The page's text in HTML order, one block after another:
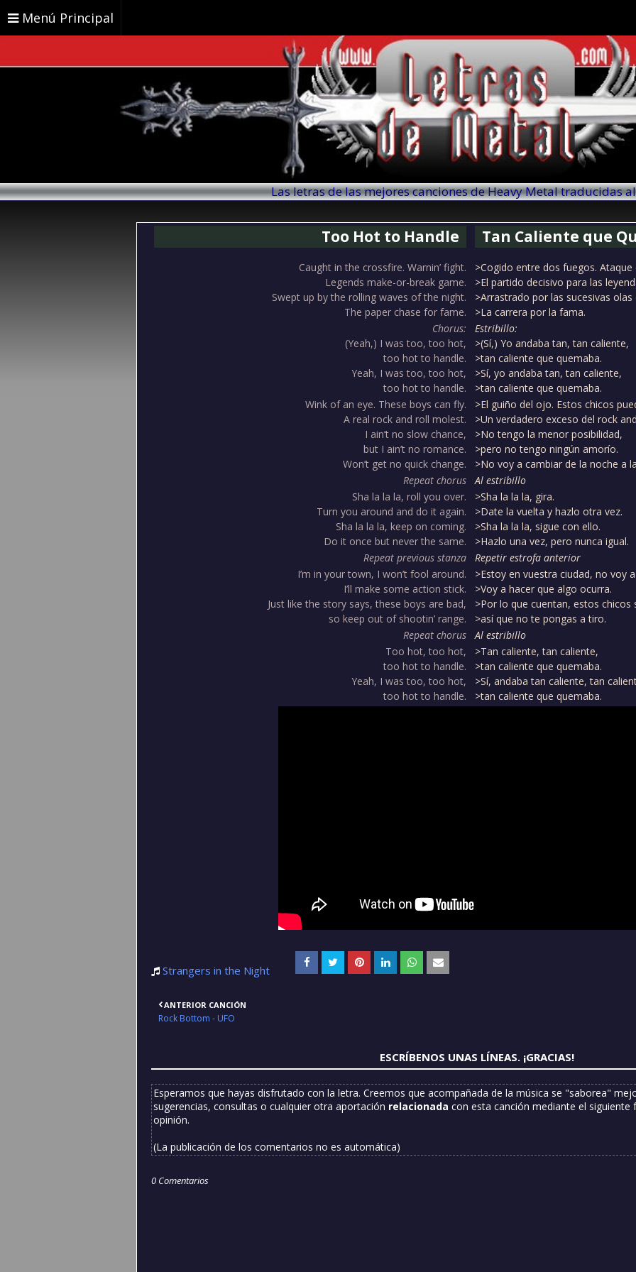
Menú Principal
Las letras de las mejores canciones de Heavy Metal traducidas
Too Hot to Handle Tan Caliente que
Caught in the crossfire. Warnin’ fight.
Legends make-or-break game.
Swept up by the rolling waves of the night.
The paper chase for fame.
>Cogido entre dos fuegos. Ataque
>El partido decisivo para las
>Arrastrado por las sucesivas olas
>La carrera por la fama.
Chorus:
(Yeah,) I was too, too hot,
too hot to handle.
Yeah, I was too, too hot,
too hot to handle.
Estribillo:
>(Sí,) Yo andaba tan, tan caliente,
>tan caliente que quemaba.
>Sí, yo andaba tan, tan caliente,
>tan caliente que quemaba.
Wink of an eye. These boys can fly.
A real rock and roll molest.
I ain’t no slow chance,
but I ain’t no romance.
Won’t get no quick change.
>El guiño del ojo. Estos chicos
>Un verdadero exceso del rock
>No tengo la menor posibilidad,
>pero no tengo ningún amorío.
>No voy a cambiar de la noche a
Repeat chorus
Al estribillo
Sha la la la, roll you over.
Turn you around and do it again.
Sha la la la, keep on coming.
Do it once but never the same.
>Sha la la la, gira.
>Date la vuelta y hazlo otra vez.
>Sha la la la, sigue con ello.
>Hazlo una vez, pero nunca igual.
Repeat previous stanza
Repetir estrofa anterior
I’m in your town, I won’t fool around.
I’ll make some action stick.
Just like the story says, these boys are bad,
so keep out of shootin’ range.
>Estoy en vuestra ciudad, no voy
>Voy a hacer que algo ocurra.
>Por lo que cuentan, estos chicos
>así que no te pongas a tiro.
Repeat chorus
Al estribillo
Too hot, too hot,
too hot to handle.
Yeah, I was too, too hot,
too hot to handle.
>Tan caliente, tan caliente,
>tan caliente que quemaba.
>Sí, andaba tan caliente, tan
>tan caliente que quemaba.
Strangers in the Night
ANTERIOR CANCIÓN
Rock Bottom - UFO
ESCRÍBENOS UNAS LÍNEAS. ¡GRACIAS!
Esperamos que hayas disfrutado con la letra. Creemos que acompañada de la música se "saborea"
sugerencias, consultas o cualquier otra aportación relacionada con esta canción mediante el
opinión.
(La publicación de los comentarios no es automática)
0 Comentarios